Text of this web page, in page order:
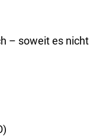
– soweit es